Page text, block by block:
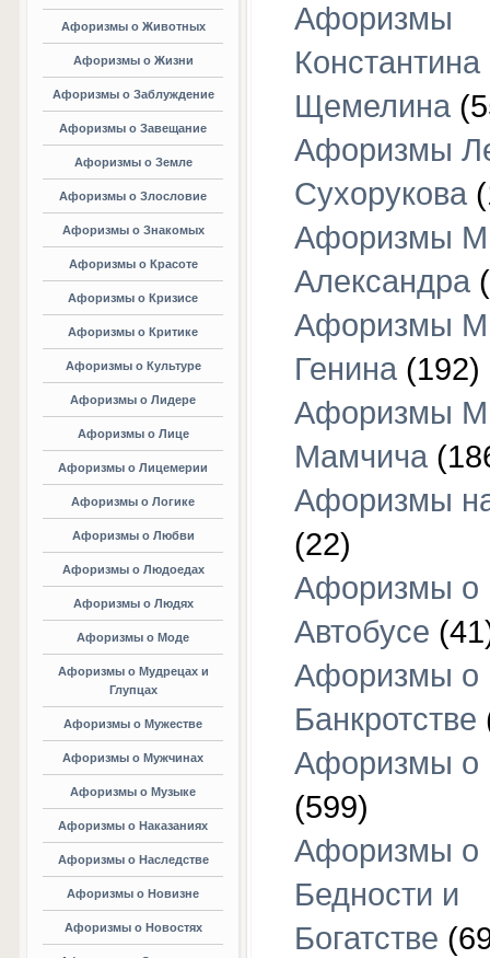
Афоризмы о Животных
Афоризмы о Жизни
Афоризмы о Заблуждение
Афоризмы о Завещание
Афоризмы о Земле
Афоризмы о Злословие
Афоризмы о Знакомых
Афоризмы о Красоте
Афоризмы о Кризисе
Афоризмы о Критике
Афоризмы о Культуре
Афоризмы о Лидере
Афоризмы о Лице
Афоризмы о Лицемерии
Афоризмы о Логике
Афоризмы о Любви
Афоризмы о Людоедах
Афоризмы о Людях
Афоризмы о Моде
Афоризмы о Мудрецах и
Глупцах
Афоризмы о Мужестве
Афоризмы о Мужчинах
Афоризмы о Музыке
Афоризмы о Наказаниях
Афоризмы о Наследстве
Афоризмы о Новизне
Афоризмы о Новостях
Афоризмы
Константина
Щемелина
Афоризмы
Сухорукова
Афоризмы
Александра
Афоризмы
Генина (192)
Афоризмы
Мамчича
Афоризмы
(22)
Афоризмы о
Автобусе
Афоризмы о
Банкротстве
Афоризмы о
(599)
Афоризмы о
Бедности и
Богатстве